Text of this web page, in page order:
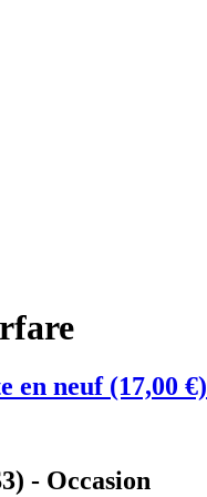
en neuf (17,00 €)
- Occasion